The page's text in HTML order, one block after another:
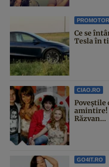
Ce se
Tesla în
CIAO.RO
Poveştile
amintire!
Răzvan...
GO4IT.RO